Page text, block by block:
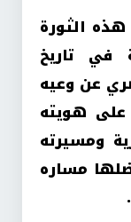
هذه الثورة
في تاريخ
عن وعيه
على هويته
ومسيرته
مساره